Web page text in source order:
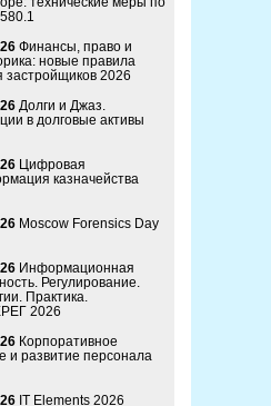
Финансы, право и
новые правила
застройщиков 2026
Долги и Джаз.
в долговые активы
Цифровая
казначейства
Moscow Forensics Day
Информационная
Регулирование.
Практика.
2026
Корпоративное
и развитие персонала
IT Elements 2026